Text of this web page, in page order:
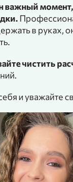
важный момент,
в руках,
чистить
и уважайте